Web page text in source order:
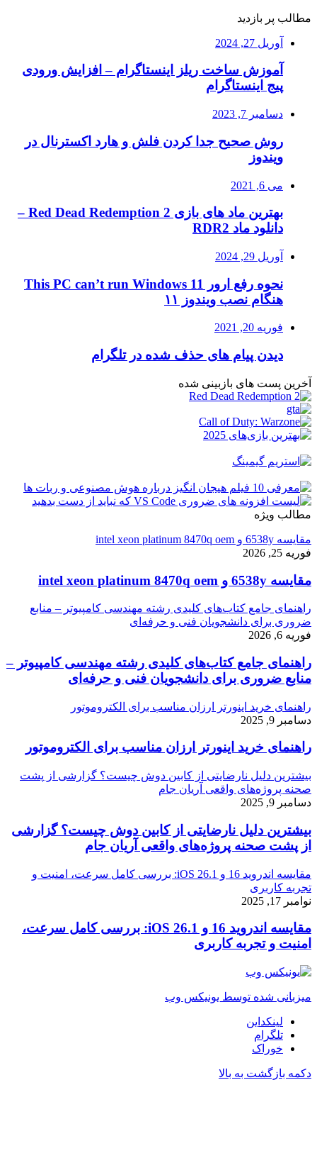
مطالب پر بازدید
آوریل 27, 2024
آموزش ساخت ریلز اینستاگرام – افزایش ورودی
پیج اینستاگرام
دسامبر 7, 2023
روش صحیح جدا کردن فلش و هارد اکسترنال در
ویندوز
می 6, 2021
بهترین ماد های بازی Red Dead Redemption 2 –
دانلود ماد RDR2
آوریل 29, 2024
نحوه رفع ارور This PC can’t run Windows 11
هنگام نصب ویندوز ۱۱
فوریه 20, 2021
دیدن پیام های حذف شده در تلگرام
آخرین پست های بازبینی شده
مطالب ویژه
مقایسه 6538y و intel xeon platinum 8470q oem
فوریه 25, 2026
مقایسه 6538y و intel xeon platinum 8470q oem
راهنمای جامع کتاب‌های کلیدی رشته مهندسی کامپیوتر – منابع
ضروری برای دانشجویان فنی و حرفه‌ای
فوریه 6, 2026
راهنمای جامع کتاب‌های کلیدی رشته مهندسی کامپیوتر –
منابع ضروری برای دانشجویان فنی و حرفه‌ای
راهنمای خرید اینورتر ارزان مناسب برای الکتروموتور
دسامبر 9, 2025
راهنمای خرید اینورتر ارزان مناسب برای الکتروموتور
بیشترین دلیل نارضایتی از کابین دوش چیست؟ گزارشی از پشت
صحنه پروژه‌های واقعی آریان جام
دسامبر 9, 2025
بیشترین دلیل نارضایتی از کابین دوش چیست؟ گزارشی
از پشت صحنه پروژه‌های واقعی آریان جام
مقایسه اندروید 16 و iOS 26.1: بررسی کامل سرعت، امنیت و
تجربه کاربری
نوامبر 17, 2025
مقایسه اندروید 16 و iOS 26.1: بررسی کامل سرعت،
امنیت و تجربه کاربری
میزبانی شده توسط یونیکس وب
لینکداین
تلگرام
خوراک
دکمه بازگشت به بالا